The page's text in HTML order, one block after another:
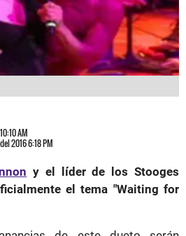
AM
2016 6:18 PM
y el líder de los Stooges
el tema "Waiting for